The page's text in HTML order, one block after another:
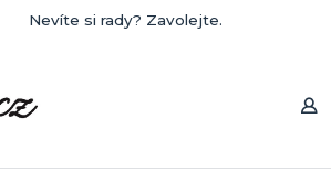
Nevíte si rady? Zavolejte.